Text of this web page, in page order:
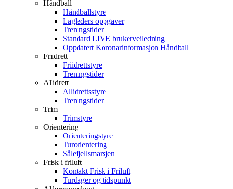
Håndball
Håndballstyre
Lagleders oppgaver
Treningstider
Standard LIVE brukerveiledning
Oppdatert Koronarinformasjon Håndball
Friidrett
Friidrettstyre
Treningstider
Allidrett
Allidrettsstyre
Treningstider
Trim
Trimstyre
Orientering
Orienteringstyre
Turorientering
Sålefjellsmarsjen
Frisk i friluft
Kontakt Frisk i Friluft
Turdager og tidspunkt